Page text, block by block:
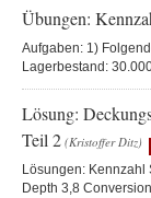
Übungen:
Aufgaben: 1)
Lagerbestand:
Lösung:
Teil 2 (Kristoffer Ditz)
Lösungen: Kennzahl
Depth 3,8